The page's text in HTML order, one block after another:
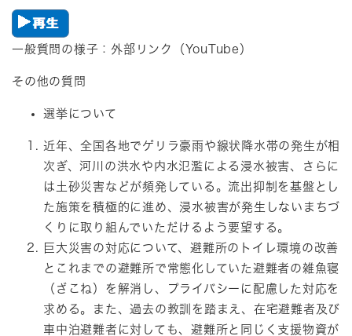
一般質問の様子：​外部リンク（YouTube）
その他の質問
選挙について​
近年、全国各地でゲリラ豪雨や線状降水帯の発生が相
次ぎ、河川の洪水や内水氾濫による浸水被害、さらに
は土砂災害などが頻発している。流出抑制を基盤とし
た施策を積極的に進め、浸水被害が発生しないまちづ
くりに取り組んでいただけるよう要望する。
巨大災害の対応について、避難所のトイレ環境の改善
とこれまでの避難所で常態化していた避難者の雑魚寝
（ざこね）を解消し、プライバシーに配慮した対応を
求める。また、過去の教訓を踏まえ、在宅避難者及び
車中泊避難者に対しても、避難所と同じく支援物資が